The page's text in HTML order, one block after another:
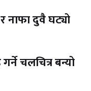
नाफा दुवै घट्यो
चलचित्र बन्यो